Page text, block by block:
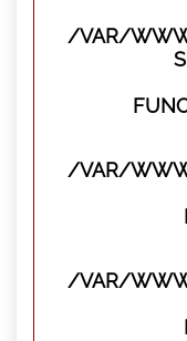
/VAR/
/VAR/
/VAR/